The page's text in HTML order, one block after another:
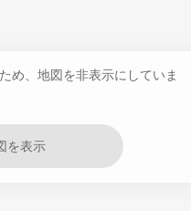
め、地図を非表示にしていま
を表示